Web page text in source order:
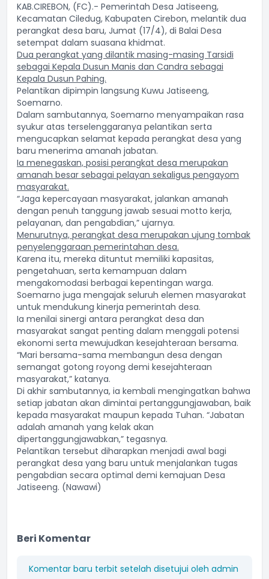
KAB.CIREBON, (FC).- Pemerintah Desa Jatiseeng,
Kecamatan Ciledug, Kabupaten Cirebon, melantik dua
perangkat desa baru, Jumat (17/4), di Balai Desa
setempat dalam suasana khidmat.
Dua perangkat yang dilantik masing-masing Tarsidi
sebagai Kepala Dusun Manis dan Candra sebagai
Kepala Dusun Pahing.
Pelantikan dipimpin langsung Kuwu Jatiseeng,
Soemarno.
Dalam sambutannya, Soemarno menyampaikan rasa
syukur atas terselenggaranya pelantikan serta
mengucapkan selamat kepada perangkat desa yang
baru menerima amanah jabatan.
Ia menegaskan, posisi perangkat desa merupakan
amanah besar sebagai pelayan sekaligus pengayom
masyarakat.
“Jaga kepercayaan masyarakat, jalankan amanah
dengan penuh tanggung jawab sesuai motto kerja,
pelayanan, dan pengabdian,” ujarnya.
Menurutnya, perangkat desa merupakan ujung tombak
penyelenggaraan pemerintahan desa.
Karena itu, mereka dituntut memiliki kapasitas,
pengetahuan, serta kemampuan dalam
mengakomodasi berbagai kepentingan warga.
Soemarno juga mengajak seluruh elemen masyarakat
untuk mendukung kinerja pemerintah desa.
Ia menilai sinergi antara perangkat desa dan
masyarakat sangat penting dalam menggali potensi
ekonomi serta mewujudkan kesejahteraan bersama.
“Mari bersama-sama membangun desa dengan
semangat gotong royong demi kesejahteraan
masyarakat,” katanya.
Di akhir sambutannya, ia kembali mengingatkan bahwa
setiap jabatan akan dimintai pertanggungjawaban, baik
kepada masyarakat maupun kepada Tuhan. “Jabatan
adalah amanah yang kelak akan
dipertanggungjawabkan,” tegasnya.
Pelantikan tersebut diharapkan menjadi awal bagi
perangkat desa yang baru untuk menjalankan tugas
pengabdian secara optimal demi kemajuan Desa
Jatiseeng. (Nawawi)
Beri Komentar
Komentar baru terbit setelah disetujui oleh admin